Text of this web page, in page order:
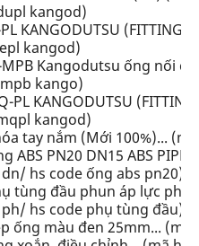
kangod)
KANGODUTSU
kangod)
Kangodutsu ống nối
kango)
PL KANGODUTSU
kangod)
tay nắm (Mới 100%)...
ABS PN20 DN15 ABS
hs code ống abs pn20)
tùng đầu phun áp lực
hs code phụ tùng đầu)
ống màu đen 25mm...